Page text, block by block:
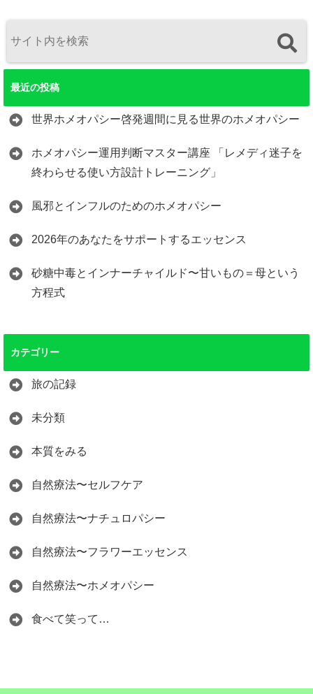
最近の投稿
世界ホメオパシー啓発週間に見る世界のホメオパシー
ホメオパシー運用判断マスター講座 「レメディ迷子を
終わらせる使い方設計トレーニング」
風邪とインフルのためのホメオパシー
2026年のあなたをサポートするエッセンス
砂糖中毒とインナーチャイルド〜甘いもの＝母という
方程式
カテゴリー
旅の記録
未分類
本質をみる
自然療法〜セルフケア
自然療法〜ナチュロパシー
自然療法〜フラワーエッセンス
自然療法〜ホメオパシー
食べて笑って…